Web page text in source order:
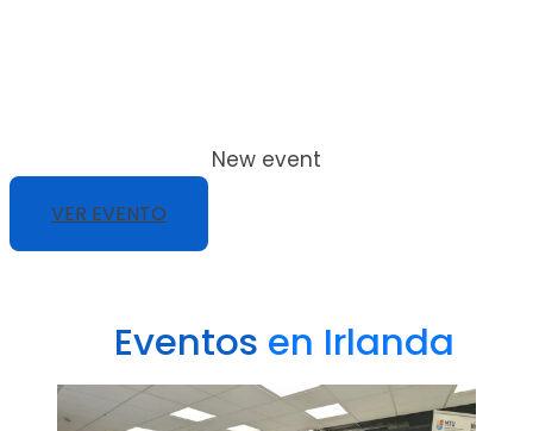
New event
VER EVENTO
Eventos en Irlanda